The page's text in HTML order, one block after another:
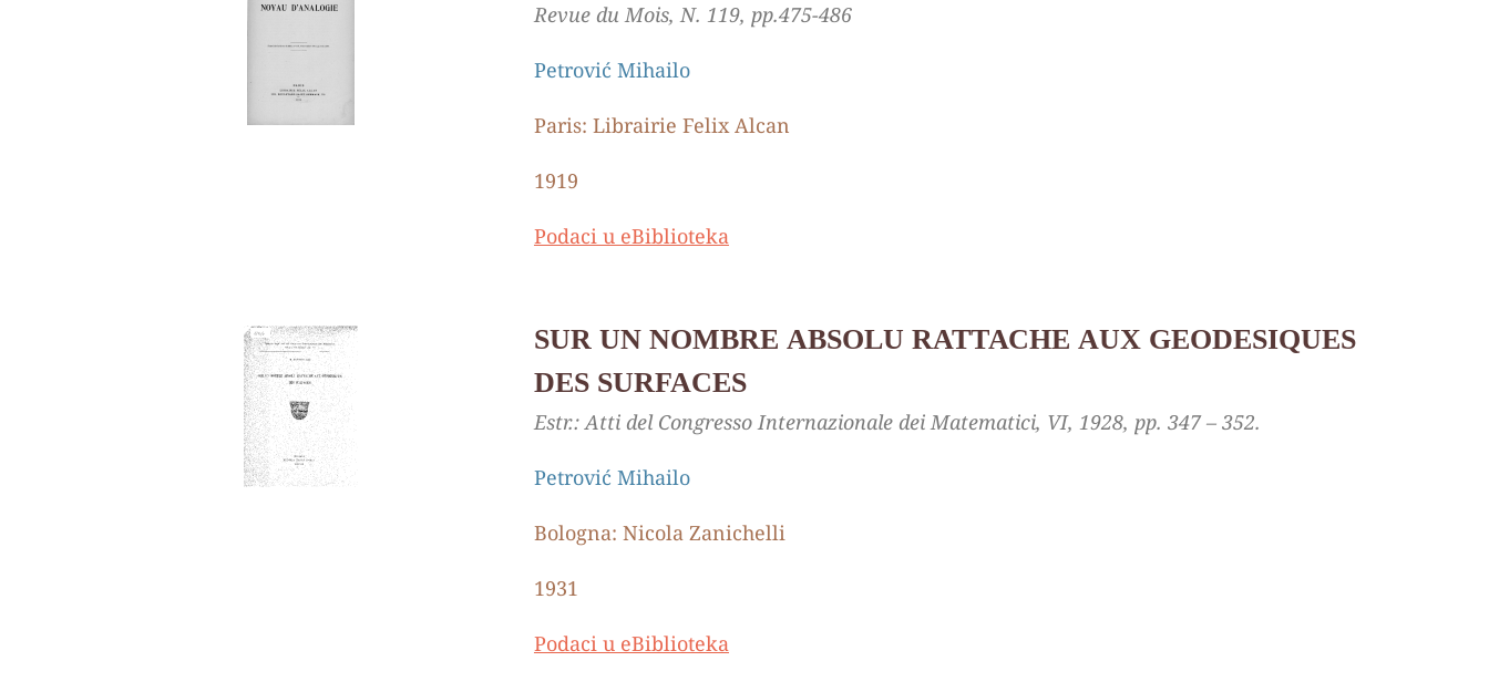
Revue du Mois, N. 119, pp.475-486
Petrović Mihailo
Paris: Librairie Felix Alcan
1919
Podaci u eBiblioteka
SUR UN NОМВRЕ ABSOLU RАТТАСНЕ AUX GEODESIQUES
DES SURFACES
Estr.: Atti del Congresso Internazionale dei Matematici, VI, 1928, pp. 347 – 352.
Petrović Mihailo
Bologna: Nicola Zanichelli
1931
Podaci u eBiblioteka